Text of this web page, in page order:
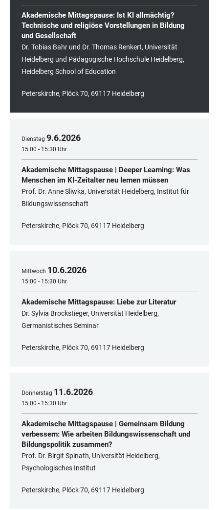
Akademische Mittagspause: Ist KI allmächtig?
Technische und religiöse Vorstellungen in Bildung
und Gesellschaft
Dr. Tobias Bahr und Dr. Thomas Renkert, Universität
Heidelberg und Pädagogische Hochschule Heidelberg,
Heidelberg School of Education
Peterskirche, Plöck 70, 69117 Heidelberg
Dienstag 9.6.2026
15:00 - 15:30 Uhr
Akademische Mittagspause | Deeper Learning: Was
Menschen im KI-Zeitalter neu lernen müssen
Prof. Dr. Anne Sliwka, Universität Heidelberg, Institut für
Bildungswissenschaft
Peterskirche, Plöck 70, 69117 Heidelberg
Mittwoch 10.6.2026
15:00 - 15:30 Uhr
Akademische Mittagspause: Liebe zur Literatur
Dr. Sylvia Brockstieger, Universität Heidelberg,
Germanistisches Seminar
Peterskirche, Plöck 70, 69117 Heidelberg
Donnerstag 11.6.2026
15:00 - 15:30 Uhr
Akademische Mittagspause | Gemeinsam Bildung
verbessern: Wie arbeiten Bildungswissenschaft und
Bildungspolitik zusammen?
Prof. Dr. Birgit Spinath, Universität Heidelberg,
Psychologisches Institut
Peterskirche, Plöck 70, 69117 Heidelberg